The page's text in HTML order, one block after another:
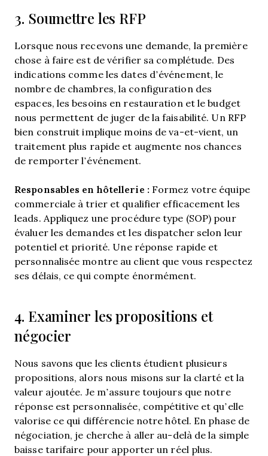
3. Soumettre les RFP
Lorsque nous recevons une demande, la première
chose à faire est de vérifier sa complétude. Des
indications comme les dates d’événement, le
nombre de chambres, la configuration des
espaces, les besoins en restauration et le budget
nous permettent de juger de la faisabilité. Un RFP
bien construit implique moins de va-et-vient, un
traitement plus rapide et augmente nos chances
de remporter l’événement.
Responsables en hôtellerie : Formez votre équipe
commerciale à trier et qualifier efficacement les
leads. Appliquez une procédure type (SOP) pour
évaluer les demandes et les dispatcher selon leur
potentiel et priorité. Une réponse rapide et
personnalisée montre au client que vous respectez
ses délais, ce qui compte énormément.
4. Examiner les propositions et
négocier
Nous savons que les clients étudient plusieurs
propositions, alors nous misons sur la clarté et la
valeur ajoutée. Je m’assure toujours que notre
réponse est personnalisée, compétitive et qu’elle
valorise ce qui différencie notre hôtel. En phase de
négociation, je cherche à aller au-delà de la simple
baisse tarifaire pour apporter un réel plus.